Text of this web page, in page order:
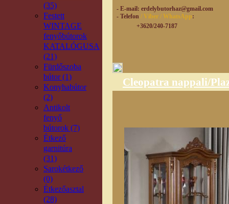
(35)
Festett
WINTAGE
fenyőbútorok
KATALÓGUSA
(21)
Fürdőszoba
bútor (1)
Konyhabútor
(2)
Antikolt
fenyő
bútorok (7)
Étkező
garnitúra
(31)
Sarokétkező
(0)
Étkezőasztal
(28)
- E-mail: erdelybutorhaz@gmail.com
- Telefon / Viber / WhatsApp:
+3620/240-7187
Cleopatra nappali/